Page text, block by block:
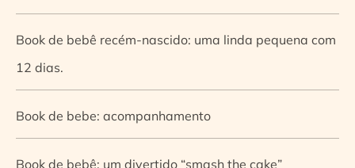
Book de bebê recém-nascido: uma linda pequena com
12 dias.
Book de bebe: acompanhamento
Book de bebê: um divertido “smash the cake”